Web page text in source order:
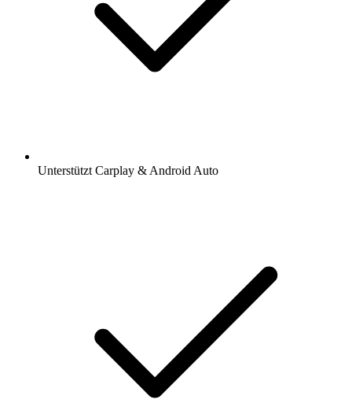
Unterstützt Carplay & Android Auto